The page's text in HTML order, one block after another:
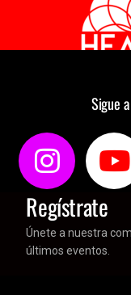
Sigue
Regístrate
Únete a nuestra
últimos eventos.